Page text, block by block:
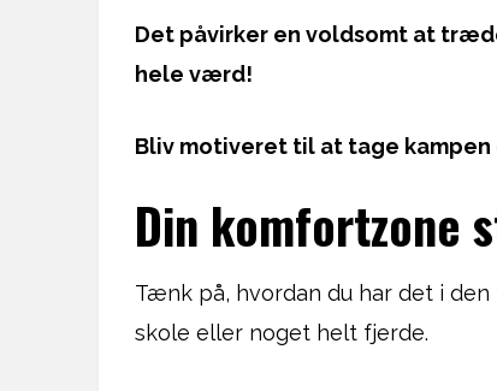
Det påvirker en voldsomt at
hele værd!
Bliv motiveret til at tage
Din komfortzone
Tænk på, hvordan du har det i
skole eller noget helt fjerde.